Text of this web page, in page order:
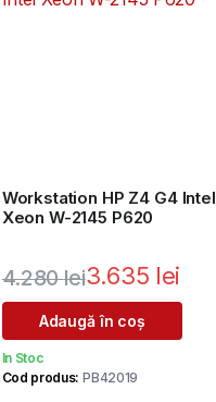
Workstation HP Z4 G4 Intel
Xeon W-2145 P620
4.280lei
Prețul
inițial
a
3.635 lei
Prețul
curent
este:
Adaugă în coș
In Stoc
Cod produs: PB42019